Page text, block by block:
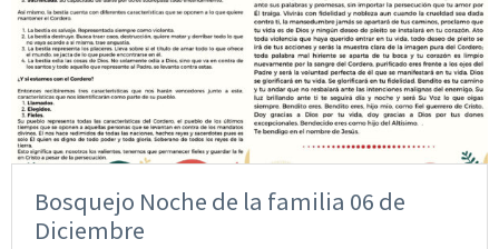
Bosquejo Noche de la familia 06 de
Diciembre